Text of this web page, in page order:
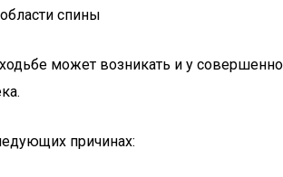
спины
может возникать и у совершенно
причинах: